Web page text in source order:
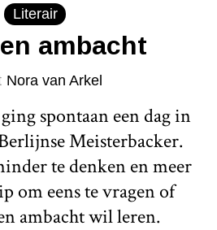
Literair
ambacht
Nora van Arkel
spontaan een dag in
Meisterbacker.
te denken en meer
om eens te vragen of
ambacht wil leren.